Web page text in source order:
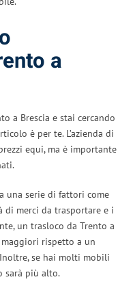
a
a Brescia e stai cercando
è per te. L’azienda di
equi, ma è importante
una serie di fattori come
di merci da trasportare e i
un trasloco da Trento a
rispetto a un
se hai molti mobili
sarà più alto.